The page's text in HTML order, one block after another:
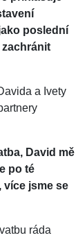
poslední
a Ivety
David mě
po té
více jsme se
ráda